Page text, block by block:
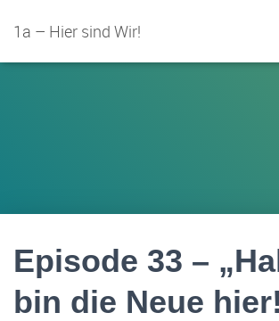
1a – Hier sind Wir!
Episode 33 –
bin die Neue